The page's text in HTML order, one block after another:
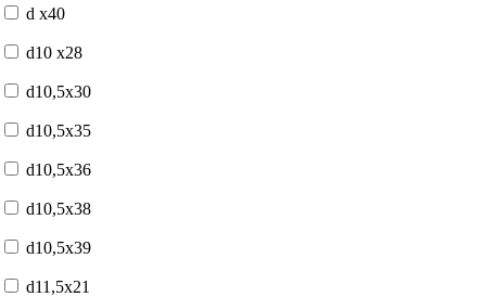
d x40
d10 x28
d10,5x30
d10,5x35
d10,5x36
d10,5x38
d10,5x39
d11,5x21